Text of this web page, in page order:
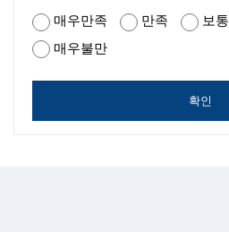
매우만족 만족 보통
매우불만
확인